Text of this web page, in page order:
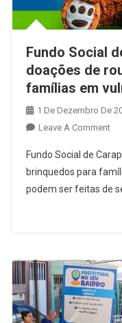
Em
Fundo Social
doações de
famílias em
1 De Dezembro De
Leave A CommentOn
De
E
Fundo Social de
brinquedos para
podem ser feitas de